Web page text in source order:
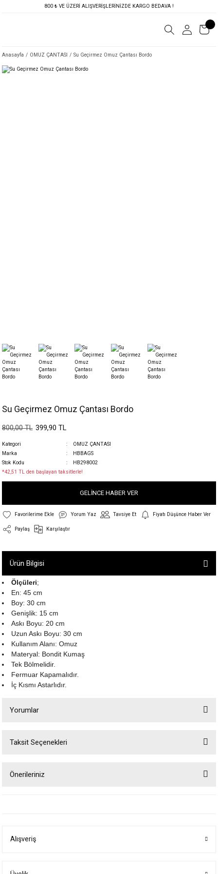
800 ₺ VE ÜZERİ ALIŞVERİŞLERİNİZDE KARGO BEDAVA !
Anasayfa OMUZ ÇANTASI Su Geçirmez Omuz Çantası Bordo
Su Geçirmez Omuz Çantası Bordo
800,00 TL 399,90 TL
Kategori
OMUZ ÇANTASI
Marka
HBBAGS
Stok Kodu
HB298002
*42,51 TL den başlayan taksitlerle!
GELİNCE HABER VER
Yorum Yaz Tavsiye Et Fiyatı Düşünce Haber Ver
Paylaş Karşılaştır
Ürün Bilgisi
Ölçüleri;
En: 45 cm
Boy: 30 cm
Genişlik: 15 cm
Askı Boyu: 20 cm
Uzun Askı Boyu: 30 cm
Kullanım Alanı: Omuz
Materyal: Bondit Kumaş
Tek Bölmelidir.
Fermuar Kapamalıdır.
İç Kısmı Astarlıdır.
Yorumlar
Taksit Seçenekleri
Önerileriniz
Alışveriş